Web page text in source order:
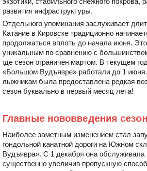
развития инфраструктуры.
Отдельного упоминания заслуживает
Катание в Кировске традиционно
продолжаться вплоть до начала июня.
уникальным по сравнению с
где сезон ограничен мартом. В текущем
«Большом Вудъявре» работали до 1
лыжникам была предоставлена редкая
сезон буквально в первый месяц лета!
Главные нововведения
Наиболее заметным изменением стал
гондольной канатной дороги на Южном
Вудъявра». С 1 декабря она обслуживала
существенно увеличив пропускную